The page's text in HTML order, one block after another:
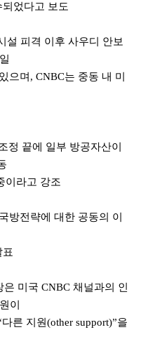
었다고 보도
피격 이후 사우디 안보
며, CNBC는 중동 내 미
정 끝에 일부 방공자산이
이라고 강조
방전략에 대한 공동의 이
미국 CNBC 채널과의 인
이
른 지원(other support)”을